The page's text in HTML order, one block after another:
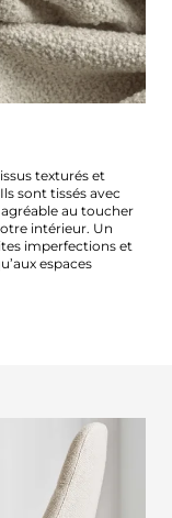
texturés et
sont tissés avec
au toucher
intérieur. Un
imperfections et
espaces